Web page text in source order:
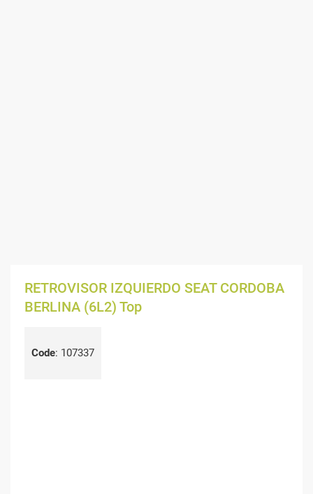
RETROVISOR IZQUIERDO SEAT CORDOBA
BERLINA (6L2) Top
Code: 107337